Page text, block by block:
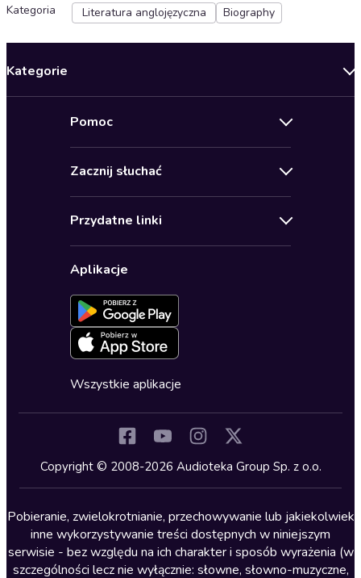
Kategoria
Literatura anglojęzyczna Biography
Kategorie
Biznes, marketing, ekonomia
Dla młodzieży
Kryminały
Lektury szkolne
Literatura anglojęzyczna
Literatura faktu
Literatura obyczajowa
Pomoc
Pomoc
Ustawienia prywatności
Formularz zgłaszania nielegalnych treści
Deklaracja dostępności
Zacznij słuchać
Karnety
Oferta dla firm i bibliotek
Przydatne linki
Dołącz do newslettera
Blog
Zapowiedzi
Cykle audiobooków
Aplikacje
Wszystkie aplikacje
Copyright © 2008-2026 Audioteka Group Sp. z o.o.
Pobieranie, zwielokrotnianie, przechowywanie lub jakiekolwiek
inne wykorzystywanie treści dostępnych w niniejszym
serwisie - bez względu na ich charakter i sposób wyrażenia (w
szczególności lecz nie wyłącznie: słowne, słowno-muzyczne,